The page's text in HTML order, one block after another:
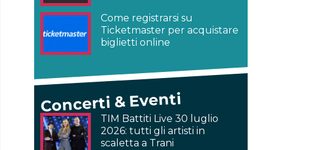
Come registrarsi su
Ticketmaster per acquistare
biglietti online
Concerti & Eventi
TIM Battiti Live 30 luglio
2026: tutti gli artisti in
scaletta a Trani